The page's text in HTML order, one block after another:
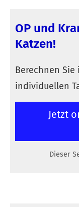
OP und
Katzen!
Berechnen
individuellen
Jetzt
Dieser